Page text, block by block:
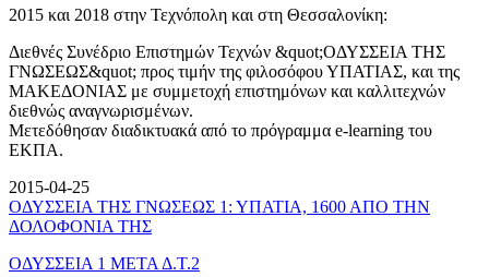
2015 και 2018 στην Τεχνόπολη και στη Θεσσαλονίκη:
Διεθνές Συνέδριο Επιστημών Τεχνών &quot;ΟΔΥΣΣΕΙΑ ΤΗΣ
ΓΝΩΣΕΩΣ&quot; προς τιμήν της φιλοσόφου ΥΠΑΤΙΑΣ, και της
ΜΑΚΕΔΟΝΙΑΣ με συμμετοχή επιστημόνων και καλλιτεχνών
διεθνώς αναγνωρισμένων.
Μετεδόθησαν διαδικτυακά από το πρόγραμμα e-learning του
ΕΚΠΑ.
2015-04-25
ΟΔΥΣΣΕΙΑ ΤΗΣ ΓΝΩΣΕΩΣ 1: ΥΠΑΤΙΑ, 1600 ΑΠΟ ΤΗΝ
ΔΟΛΟΦΟΝΙΑ ΤΗΣ
ΟΔΥΣΣΕΙΑ 1 ΜΕΤΑ Δ.Τ.2